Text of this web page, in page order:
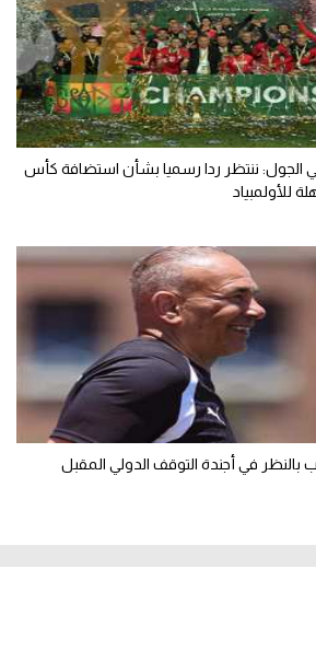
الجول: ننتظر ردا رسميا بشأن استضافة كأس
في أجندة التوقف الدولي المقبل